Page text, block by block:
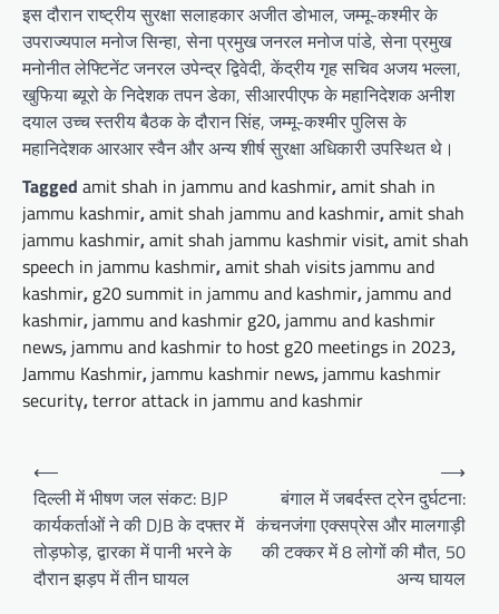
इस दौरान राष्ट्रीय सुरक्षा सलाहकार अजीत डोभाल, जम्मू-कश्मीर के
उपराज्यपाल मनोज सिन्हा, सेना प्रमुख जनरल मनोज पांडे, सेना प्रमुख
मनोनीत लेफ्टिनेंट जनरल उपेन्द्र द्विवेदी, केंद्रीय गृह सचिव अजय भल्ला,
खुफिया ब्यूरो के निदेशक तपन डेका, सीआरपीएफ के महानिदेशक अनीश
दयाल उच्च स्तरीय बैठक के दौरान सिंह, जम्मू-कश्मीर पुलिस के
महानिदेशक आरआर स्वैन और अन्य शीर्ष सुरक्षा अधिकारी उपस्थित थे।
Tagged amit shah in jammu and kashmir,amit shah in
jammu kashmir,amit shah jammu and kashmir,amit shah
jammu kashmir,amit shah jammu kashmir visit,amit shah
speech in jammu kashmir,amit shah visits jammu and
kashmir, g20 summit in jammu and kashmir, jammu and
kashmir, jammu and kashmir g20, jammu and kashmir
news, jammu and kashmir to host g20 meetings in 2023,
Jammu Kashmir, jammu kashmir news, jammu kashmir
security,terror attack in jammu and kashmir
Post
navigation
⟵
दिल्ली में भीषण जल संकट: BJP
कार्यकर्ताओं ने की DJB के दफ्तर में
तोड़फोड़, द्वारका में पानी भरने के
दौरान झड़प में तीन घायल
बंगाल में जबर्दस्त ट्रेन दुर्घटना:
कंचनजंगा एक्सप्रेस और मालगाड़ी
की टक्कर में 8 लोगों की मौत, 50
अन्य घायल
⟶